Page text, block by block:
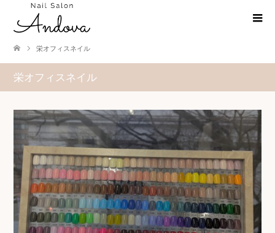
栄オフィスネイル
栄オフィスネイル